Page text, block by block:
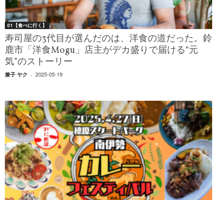
01【食べに行く】
寿司屋の3代目が選んだのは、洋食の道だった。鈴
鹿市「洋食Mogu」店主がデカ盛りで届ける“元
気”のストーリー
兼子 ヤク - 2025-05-19